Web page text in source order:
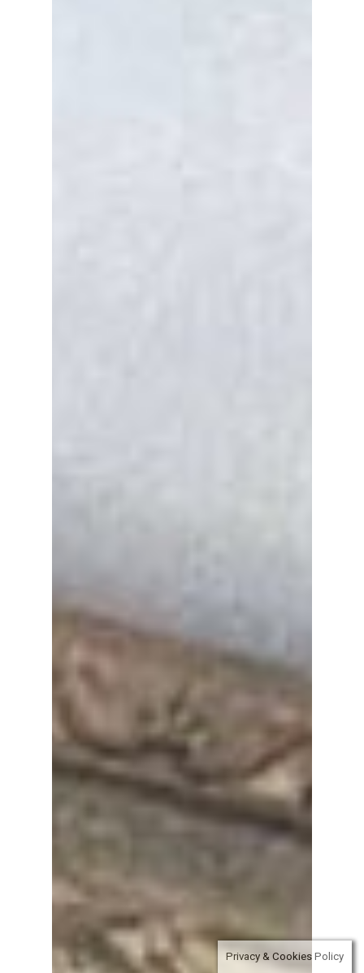
Privacy & Cookies Policy